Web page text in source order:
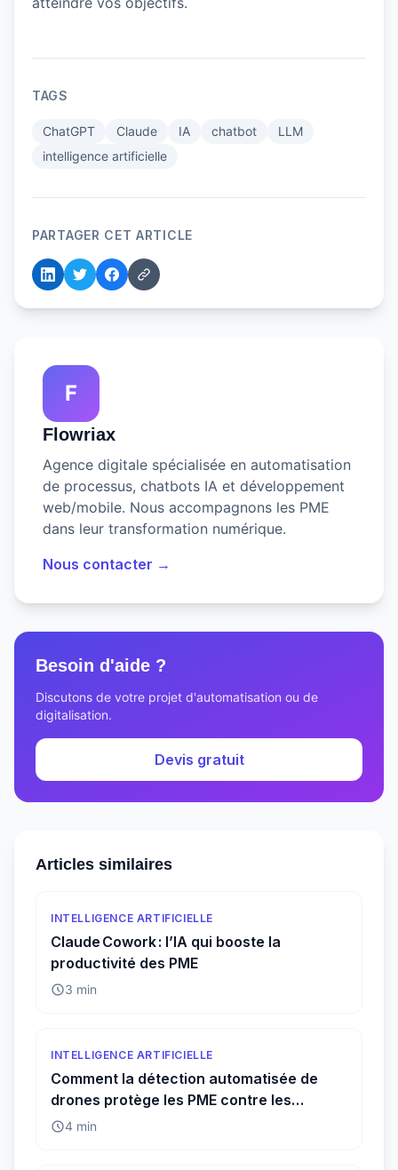
TAGS
ChatGPT Claude IA chatbot
LLM
intelligence artificielle
PARTAGER CET ARTICLE
F
Flowriax
Agence digitale spécialisée en automatisation
de processus, chatbots IA et développement
web/mobile. Nous accompagnons les PME
dans leur transformation numérique.
Nous contacter →
Besoin d'aide ?
Discutons de votre projet d'automatisation ou de
digitalisation.
Devis gratuit
Articles similaires
INTELLIGENCE ARTIFICIELLE
Claude Cowork : l’IA qui booste la
productivité des PME
3 min
INTELLIGENCE ARTIFICIELLE
Comment la détection automatisée de
drones protège les PME contre les
menaces invisibles
4 min